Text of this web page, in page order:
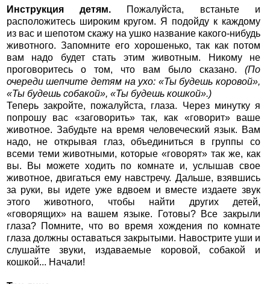
Инструкция детям.Пожалуйста, встаньте и
расположитесь широким кругом. Я подойду к каждому
из вас и шепотом скажу на ушко название какого-нибудь
животного. Запомните его хорошенько, так как потом
вам надо будет стать этим животным. Никому не
проговоритесь о том, что вам было сказано.(По
очереди шепчите детям на ухо: «Ты будешь коровой»,
«Ты будешь собакой», «Ты будешь кошкой».)
Теперь закройте, пожалуйста, глаза. Через минутку я
попрошу вас «заговорить» так, как «говорит» ваше
животное. Забудьте на время человеческий язык. Вам
надо, не открывая глаз, объединиться в группы со
всеми теми животными, которые «говорят» так же, как
вы. Вы можете ходить по комнате и, услышав свое
животное, двигаться ему навстречу. Дальше, взявшись
за руки, вы идете уже вдвоем и вместе издаете звук
этого животного, чтобы найти других детей,
«говорящих» на вашем языке. Готовы? Все закрыли
глаза? Помните, что во время хождения по комнате
глаза должны оставаться закрытыми. Навострите уши и
слушайте звуки, издаваемые коровой, собакой и
кошкой... Начали!